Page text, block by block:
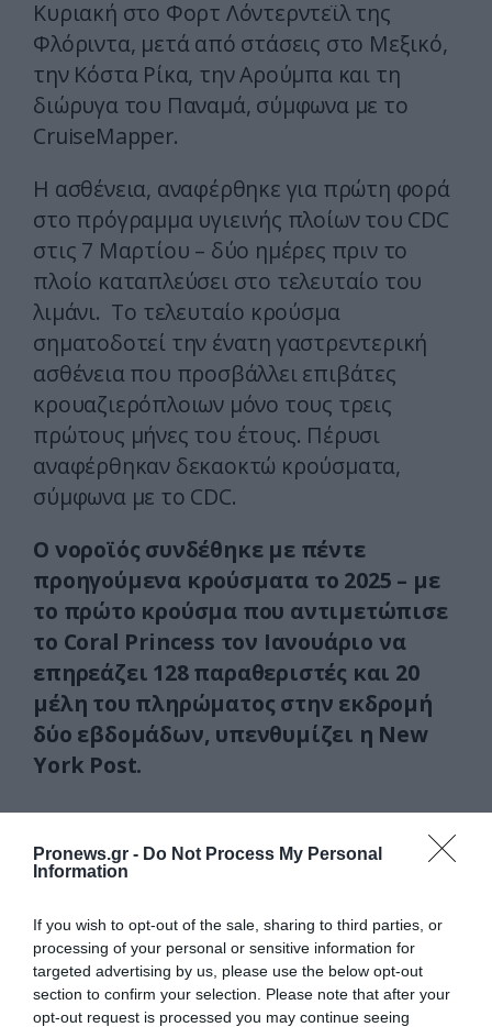
Pronews.gr - Do Not Process My Personal
Information
If you wish to opt-out of the sale, sharing to third parties, or
processing of your personal or sensitive information for
targeted advertising by us, please use the below opt-out
section to confirm your selection. Please note that after your
opt-out request is processed you may continue seeing
Κυριακή στο Φορτ Λόντερντεϊλ της
Φλόριντα, μετά από στάσεις στο Μεξικό,
την Κόστα Ρίκα, την Αρούμπα και τη
διώρυγα του Παναμά, σύμφωνα με το
CruiseMapper.
Η ασθένεια, αναφέρθηκε για πρώτη φορά
στο πρόγραμμα υγιεινής πλοίων του CDC
στις 7 Μαρτίου – δύο ημέρες πριν το
πλοίο καταπλεύσει στο τελευταίο του
λιμάνι. Το τελευταίο κρούσμα
σηματοδοτεί την ένατη γαστρεντερική
ασθένεια που προσβάλλει επιβάτες
κρουαζιερόπλοιων μόνο τους τρεις
πρώτους μήνες του έτους. Πέρυσι
αναφέρθηκαν δεκαοκτώ κρούσματα,
σύμφωνα με το CDC.
Ο νοροϊός συνδέθηκε με πέντε
προηγούμενα κρούσματα το 2025 – με
το πρώτο κρούσμα που αντιμετώπισε
το Coral Princess τον Ιανουάριο να
επηρεάζει 128 παραθεριστές και 20
μέλη του πληρώματος στην εκδρομή
δύο εβδομάδων, υπενθυμίζει η New
York Post.
Σε «αναμμένα κάρβουνα» η Τουρκία:
Μαύρη Θάλασσα
Γιατί τα περισσότερα δημόσια κτίρια
έχουν σκάλες στην είσοδο